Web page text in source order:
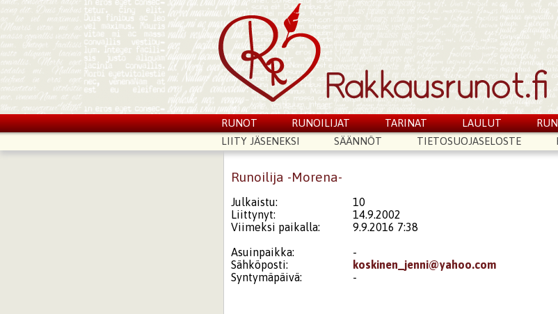
RUNOT RUNOILIJAT TARINAT LAULUT
LIITY JÄSENEKSI
SÄÄNNÖT TIETOSUOJASELOSTE
Runoilija -Morena-
Julkaistu:
10
Liittynyt:
14.9.2002
Viimeksi paikalla:
9.9.2016 7:38
Asuinpaikka:
-
Sähköposti:
koskinen_jenni@yahoo.com
Syntymäpäivä:
-